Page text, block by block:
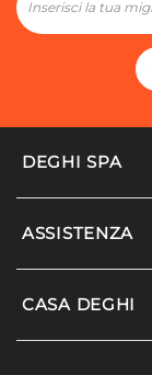
DEGHI SPA
Accedi/
ASSISTENZA
Supporto
CASA DEGHI